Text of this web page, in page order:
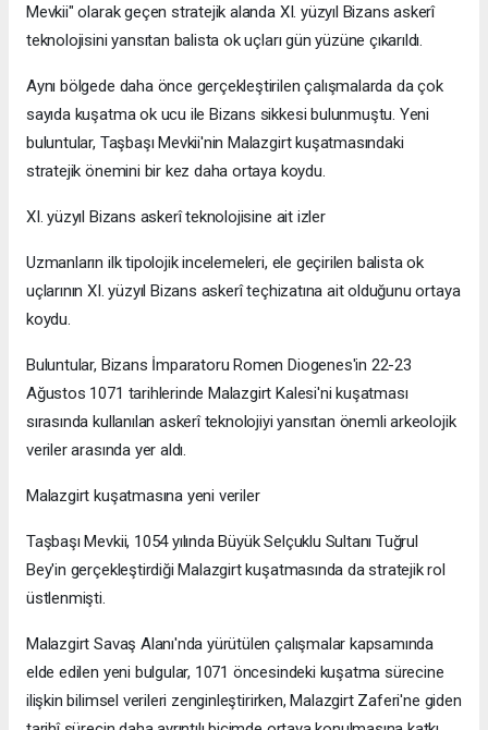
Mevkii" olarak geçen stratejik alanda XI. yüzyıl Bizans askerî
teknolojisini yansıtan balista ok uçları gün yüzüne çıkarıldı.
Aynı bölgede daha önce gerçekleştirilen çalışmalarda da çok
sayıda kuşatma ok ucu ile Bizans sikkesi bulunmuştu. Yeni
buluntular, Taşbaşı Mevkii'nin Malazgirt kuşatmasındaki
stratejik önemini bir kez daha ortaya koydu.
XI. yüzyıl Bizans askerî teknolojisine ait izler
Uzmanların ilk tipolojik incelemeleri, ele geçirilen balista ok
uçlarının XI. yüzyıl Bizans askerî teçhizatına ait olduğunu ortaya
koydu.
Buluntular, Bizans İmparatoru Romen Diogenes'in 22-23
Ağustos 1071 tarihlerinde Malazgirt Kalesi'ni kuşatması
sırasında kullanılan askerî teknolojiyi yansıtan önemli arkeolojik
veriler arasında yer aldı.
Malazgirt kuşatmasına yeni veriler
Taşbaşı Mevkii, 1054 yılında Büyük Selçuklu Sultanı Tuğrul
Bey'in gerçekleştirdiği Malazgirt kuşatmasında da stratejik rol
üstlenmişti.
Malazgirt Savaş Alanı'nda yürütülen çalışmalar kapsamında
elde edilen yeni bulgular, 1071 öncesindeki kuşatma sürecine
ilişkin bilimsel verileri zenginleştirirken, Malazgirt Zaferi'ne giden